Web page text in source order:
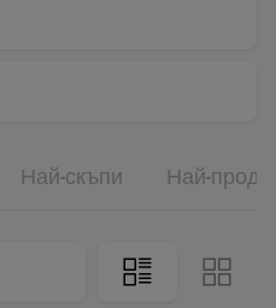
Най-скъпи Най-